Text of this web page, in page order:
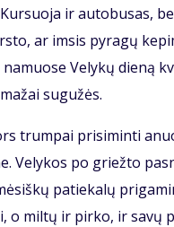
ir au­to­bu­sas,
ar im­sis py­ra­gų
Ve­ly­kų die­ną
su­gu­žės.
trum­pai pri­si­min­ti
Ve­ly­kos po griež­to
pa­tie­ka­lų
o mil­tų ir pir­ko, ir sa­vų